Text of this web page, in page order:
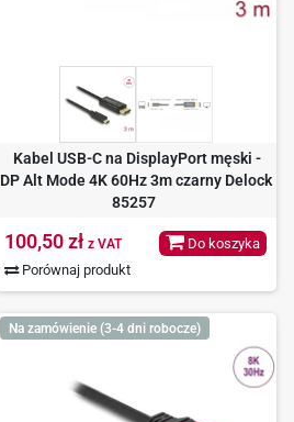
Kabel USB-C na DisplayPort męski -
DP Alt Mode 4K 60Hz 3m czarny Delock
85257
100,50 zł z VAT
Porównaj produkt
Do koszyka
Na zamówienie (3-4 dni robocze)